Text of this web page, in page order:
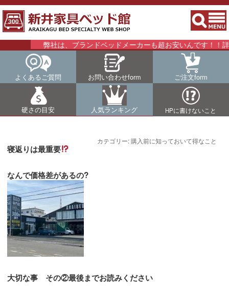
弊社は、ブランドベッドメーカーも超お安いんです！！詳細
よくあるご質問 お問い合わせform ご注文form
硬さの目安 人気ランキング HPに書けないこと
カテゴリー:購入前に知っておいて得なこと
寝返りは最重要
なんで価格差があるの?
大切な事 その②最後までお読みください